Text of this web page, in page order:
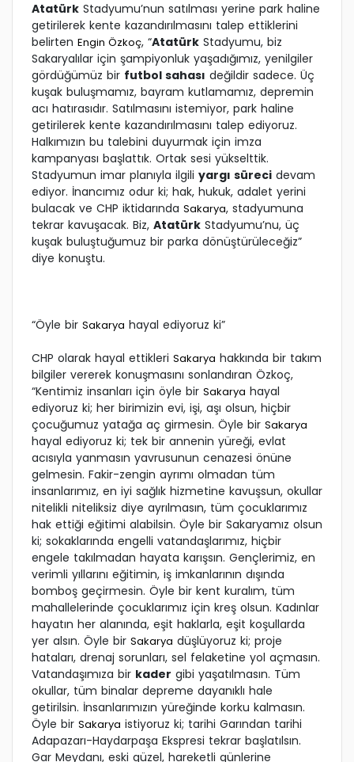
Atatürk Stadyumu’nun satılması yerine park haline
getirilerek kente kazandırılmasını talep ettiklerini
belirten Engin Özkoç, “Atatürk Stadyumu, biz
Sakaryalılar için şampiyonluk yaşadığımız, yenilgiler
gördüğümüz bir futbol sahası değildir sadece. Üç
kuşak buluşmamız, bayram kutlamamız, depremin
acı hatırasıdır. Satılmasını istemiyor, park haline
getirilerek kente kazandırılmasını talep ediyoruz.
Halkımızın bu talebini duyurmak için imza
kampanyası başlattık. Ortak sesi yükselttik.
Stadyumun imar planıyla ilgili yargı süreci devam
ediyor. İnancımız odur ki; hak, hukuk, adalet yerini
bulacak ve CHP iktidarında Sakarya, stadyumuna
tekrar kavuşacak. Biz, Atatürk Stadyumu’nu, üç
kuşak buluştuğumuz bir parka dönüştürüleceğiz”
diye konuştu.
“Öyle bir Sakarya hayal ediyoruz ki”
CHP olarak hayal ettikleri Sakarya hakkında bir takım
bilgiler vererek konuşmasını sonlandıran Özkoç,
“Kentimiz insanları için öyle bir Sakarya hayal
ediyoruz ki; her birimizin evi, işi, aşı olsun, hiçbir
çocuğumuz yatağa aç girmesin. Öyle bir Sakarya
hayal ediyoruz ki; tek bir annenin yüreği, evlat
acısıyla yanmasın yavrusunun cenazesi önüne
gelmesin. Fakir-zengin ayrımı olmadan tüm
insanlarımız, en iyi sağlık hizmetine kavuşsun, okullar
nitelikli niteliksiz diye ayrılmasın, tüm çocuklarımız
hak ettiği eğitimi alabilsin. Öyle bir Sakaryamız olsun
ki; sokaklarında engelli vatandaşlarımız, hiçbir
engele takılmadan hayata karışsın. Gençlerimiz, en
verimli yıllarını eğitimin, iş imkanlarının dışında
bomboş geçirmesin. Öyle bir kent kuralım, tüm
mahallelerinde çocuklarımız için kreş olsun. Kadınlar
hayatın her alanında, eşit haklarla, eşit koşullarda
yer alsın. Öyle bir Sakarya düşlüyoruz ki; proje
hataları, drenaj sorunları, sel felaketine yol açmasın.
Vatandaşımıza bir kader gibi yaşatılmasın. Tüm
okullar, tüm binalar depreme dayanıklı hale
getirilsin. İnsanlarımızın yüreğinde korku kalmasın.
Öyle bir Sakarya istiyoruz ki; tarihi Garından tarihi
Adapazarı-Haydarpaşa Ekspresi tekrar başlatılsın.
Gar Meydanı, eski güzel, hareketli günlerine